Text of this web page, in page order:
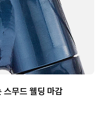
스무드 웰딩 마감